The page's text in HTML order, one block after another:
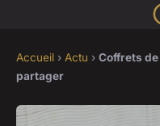
Accueil › Actu › Coffrets
partager